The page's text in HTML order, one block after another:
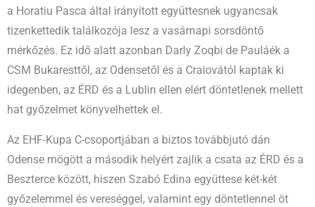
a Horatiu Pasca által irányított együttesnek ugyancsak
tizenkettedik találkozója lesz a vasárnapi sorsdöntő
mérkőzés. Ez idő alatt azonban Darly Zoqbi de Pauláék a
CSM Bukaresttől, az Odensetől és a Craiovától kaptak ki
idegenben, az ÉRD és a Lublin ellen elért döntetlenek mellett
hat győzelmet könyvelhettek el.
Az EHF-Kupa C-csoportjában a biztos továbbjutó dán
Odense mögött a második helyért zajlik a csata az ÉRD és a
Beszterce között, hiszen Szabó Edina együttese két-két
győzelemmel és vereséggel, valamint egy döntetlennel öt